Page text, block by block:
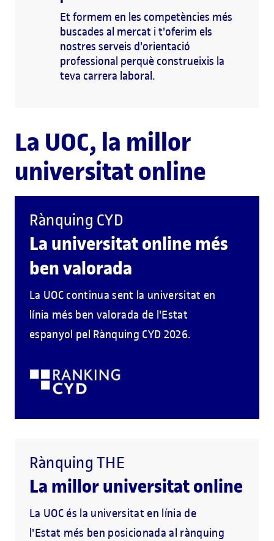
Et formem en les competències més
buscades al mercat i t'oferim els
nostres serveis d'orientació
professional perquè construeixis la
teva carrera laboral.
La UOC, la millor
universitat online
Rànquing CYD
La universitat online més
ben valorada
La UOC continua sent la universitat en
línia més ben valorada de l'Estat
espanyol pel Rànquing CYD 2026.
Rànquing THE
La millor universitat online
La UOC és la universitat en línia de
l'Estat més ben posicionada al rànquing